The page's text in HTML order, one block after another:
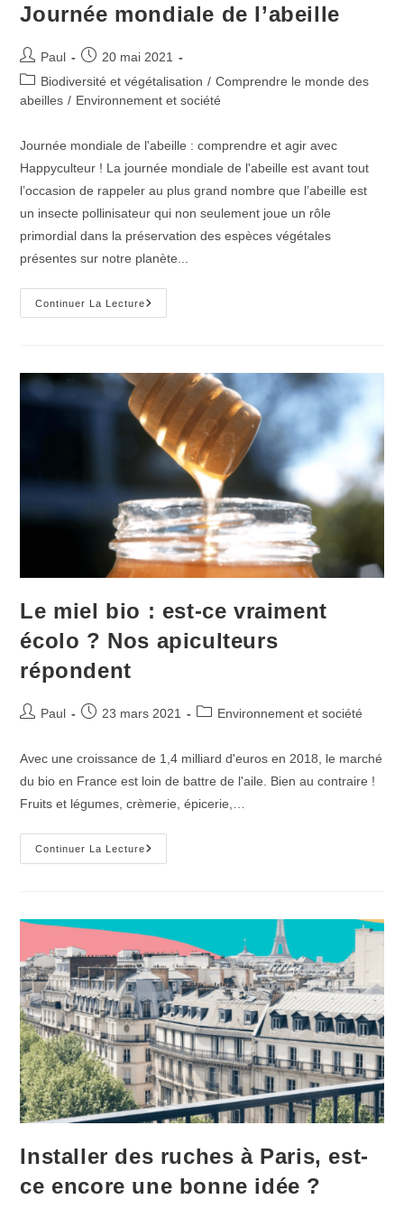
Journée mondiale de l’abeille
Auteur/autrice
de
la
Paul
Publication
publiée :
20 mai 2021
Post
category:
Biodiversité et végétalisation / Comprendre le monde des
abeilles / Environnement et société
Journée mondiale de l'abeille : comprendre et agir avec
Happyculteur ! La journée mondiale de l'abeille est avant tout
l’occasion de rappeler au plus grand nombre que l’abeille est
un insecte pollinisateur qui non seulement joue un rôle
primordial dans la préservation des espèces végétales
présentes sur notre planète...
Continuer La LectureJournée
Mondiale
Le miel bio : est-ce vraiment
écolo ? Nos apiculteurs
répondent
Auteur/autrice
Paul
Publication
23 mars 2021
PostEnvironnement et société
Avec une croissance de 1,4 milliard d'euros en 2018, le marché
du bio en France est loin de battre de l'aile. Bien au contraire !
Fruits et légumes, crèmerie, épicerie,…
Continuer La LectureLe
Miel
Écolo
?
Nos
Apiculteurs
Répondent
Installer des ruches à Paris, est-
ce encore une bonne idée ?